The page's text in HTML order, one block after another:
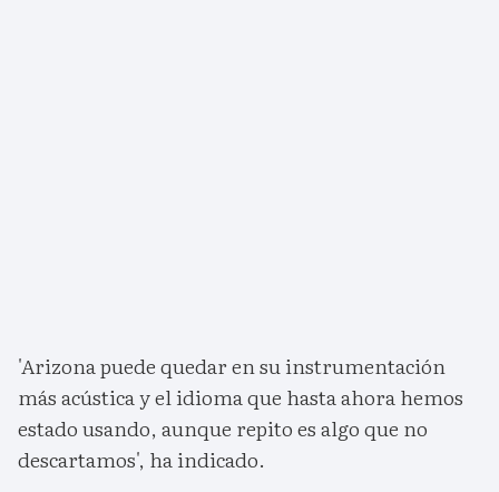
'Arizona puede quedar en su instrumentación
más acústica y el idioma que hasta ahora hemos
estado usando, aunque repito es algo que no
descartamos', ha indicado.